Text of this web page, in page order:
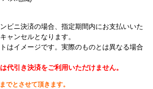
ビニ決済の場合、指定期間内にお支払いいた
ャンセルとなります。
はイメージです。実際のものとは異なる場合
代引き決済をご利用いただけません。
でとさせて頂きます。